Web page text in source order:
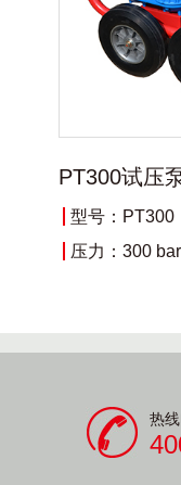
PT300试压
型号：PT300
压力：300 bar
热